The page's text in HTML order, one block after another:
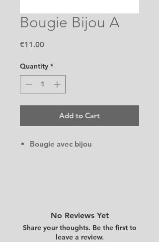
Bougie Bijou A
€11.00Price
Quantity *
Add to Cart
Bougie avec bijou
No Reviews Yet
Share your thoughts. Be the first to
leave a review.